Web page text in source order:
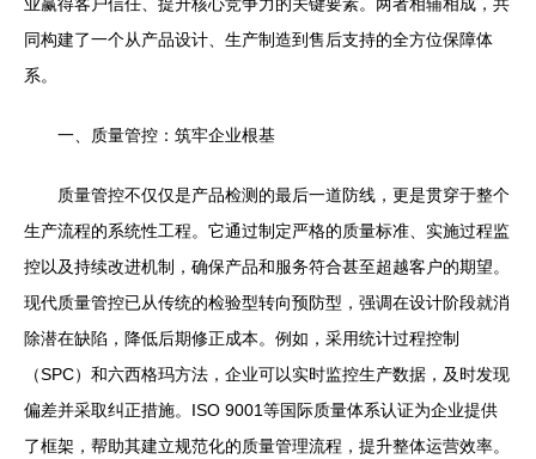
业赢得客户信任、提升核心竞争力的关键要素。两者相辅相成，共
同构建了一个从产品设计、生产制造到售后支持的全方位保障体
系。
一、质量管控：筑牢企业根基
质量管控不仅仅是产品检测的最后一道防线，更是贯穿于整个
生产流程的系统性工程。它通过制定严格的质量标准、实施过程监
控以及持续改进机制，确保产品和服务符合甚至超越客户的期望。
现代质量管控已从传统的检验型转向预防型，强调在设计阶段就消
除潜在缺陷，降低后期修正成本。例如，采用统计过程控制
（SPC）和六西格玛方法，企业可以实时监控生产数据，及时发现
偏差并采取纠正措施。ISO 9001等国际质量体系认证为企业提供
了框架，帮助其建立规范化的质量管理流程，提升整体运营效率。